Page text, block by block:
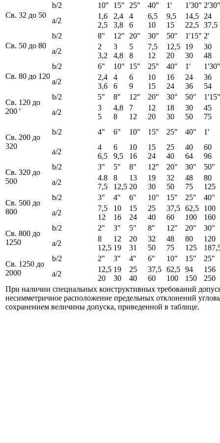
Св. 32 до 50
b/2 10" 15" 25" 40" 1' 1'30" 2'30"
а/2
1,6
2,5
2,4
3,8
4
6
6,5
10
9,5
15
14,5
22,5
24
37,5
Св. 50 до 80
b/2 8" 12" 20" 30" 50" 1'15" 2'
а/2
2
3,2
3
4,8
5
8
7,5
12
12,5
20
19
30
30
48
Св. 80 до 120
b/2 6" 10" 15" 25" 40" 1'
1'30"
а/2
2,4
3,6
4
6
6
9
10
15
16
24
24
36
36
54
Св. 120 до
200 '
b/2 5" 8" 12" 20" 30" 50"
1'15"
а/2
3
5
4,8
8
7
12
12
20
18
30
30
50
45
75
Св. 200 до
320
b/2 4" 6" 10" 15" 25" 40" 1'
а/2
4
6,5
6
9,5
10
16
15
24
25
40
40
64
60
96
Св. 320 до
500
b/2 3" 5" 8" 12" 20" 30"
50"
а/2
4.8
7,5
8
12,5
13
20
19
30
32
50
48
75
80
125
Св. 500 до
800
b/2 3" 4" 6" 10" 15" 25"
40"
а/2
7,5
12
10
16
15
24
25
40
37,5
60
62,5
100
100
160
Св. 800 до
1250
b/2 2" 3" 5" 8" 12" 20"
30"
а/2
8
12,5
12
19
20
31
32
50
48
75
80
125
120
Св. 1250 до
2000
b/2 2" 3" 4" 6" 10" 15"
25"
а/2
12,5
20
19
30
25
40
37,5
60
62,5
100
94
150
156
250
При наличии специальных конструктивных требований
несимметричное расположение предельных отклонений
сохранением величины допуска, приведенной в таблице.